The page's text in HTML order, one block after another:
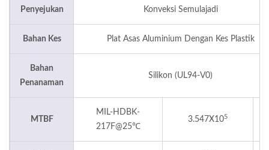
Penyejukan Konveksi Semulajadi
Bahan Kes Plat Asas Aluminium Dengan Kes Plastik
Bahan
Penanaman
Silikon (UL94-V0)
MTBF
MIL-HDBK-
217F@25℃
3.547X105